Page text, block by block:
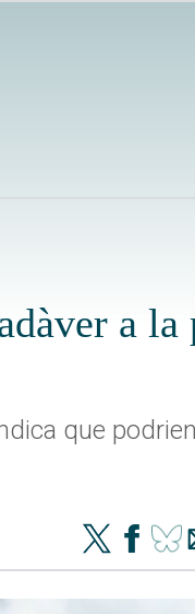
a la
que